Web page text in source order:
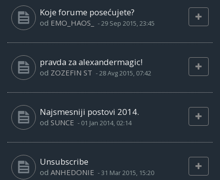
Koje forume posećujete?
od EMO_HAOS_ -29 Sep 2015, 23:45
pravda za alexandermagic!
od ZOZEFIN ST -28 Avg 2015, 07:42
Najsmesniji postovi 2014.
od SUNCE - 01 Jan 2014, 02:14
Unsubscribe
od ANHEDONIE -31 Mar 2015, 15:20